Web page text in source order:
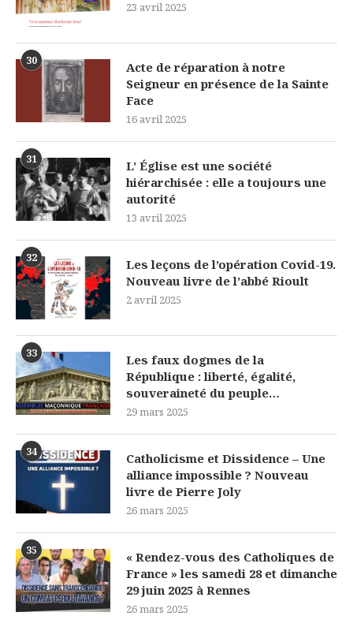
23 avril 2025
30
Acte de réparation à notre
Seigneur en présence de la Sainte
Face
16 avril 2025
31
L’ Église est une société
hiérarchisée : elle a toujours une
autorité
13 avril 2025
32
Les leçons de l’opération Covid-19.
Nouveau livre de l’abbé Rioult
2 avril 2025
33
Les faux dogmes de la
République : liberté, égalité,
souveraineté du peuple…
29 mars 2025
34
Catholicisme et Dissidence – Une
alliance impossible ? Nouveau
livre de Pierre Joly
26 mars 2025
35
« Rendez-vous des Catholiques de
France » les samedi 28 et dimanche
29 juin 2025 à Rennes
26 mars 2025